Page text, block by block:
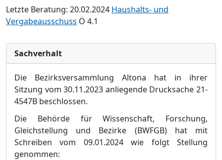
Letzte Beratung: 20.02.2024 Haushalts- und
Vergabeausschuss Ö 4.1
Sachverhalt
Die Bezirksversammlung Altona hat in ihrer
Sitzung vom 30.11.2023 anliegende Drucksache 21-
4547B beschlossen.
Die Behörde für Wissenschaft, Forschung,
Gleichstellung und Bezirke (BWFGB) hat mit
Schreiben vom 09.01.2024 wie folgt Stellung
genommen: